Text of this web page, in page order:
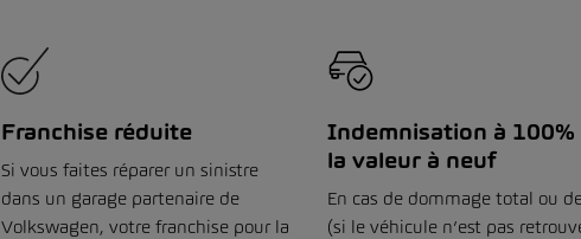
Franchise réduite
Si vous faites réparer un sinistre
dans un garage partenaire de
Volkswagen, votre franchise pour la
Indemnisation à 100%
la valeur à neuf
En cas de dommage total ou
(si le véhicule n’est pas